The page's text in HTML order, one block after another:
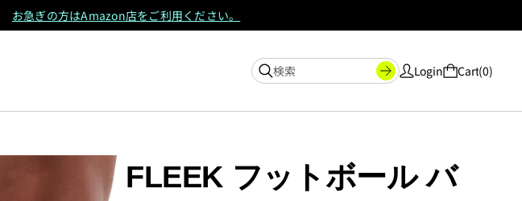
お急ぎの方はAmazon店をご利用ください。
Login Cart 0
FLEEK フットボール バ